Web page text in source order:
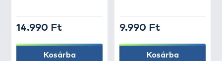
14.990 Ft
Kosárba
9.990 Ft
Kosárba